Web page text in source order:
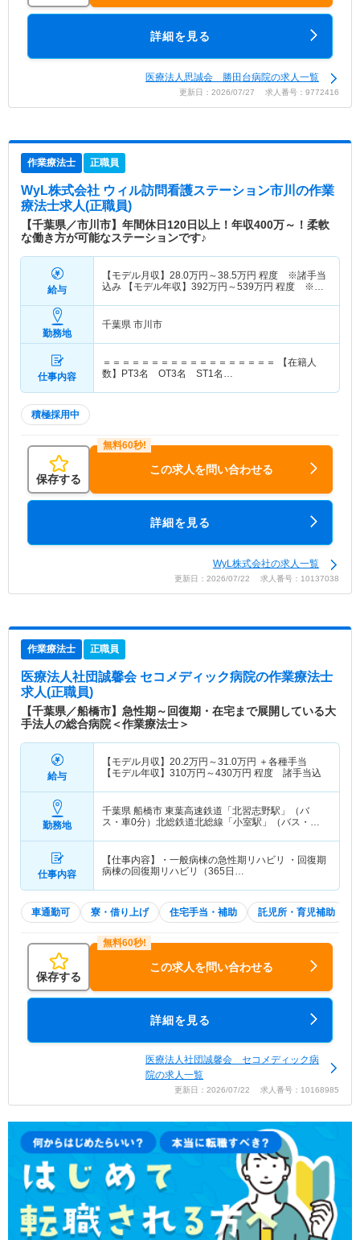
詳細を見る
医療法人思誠会 勝田台病院の求人一覧
更新日：2026/07/27 求人番号：9772416
作業療法士 正職員
WyL株式会社 ウィル訪問看護ステーション市川 の作業
療法士求人(正職員)
【千葉県／市川市】年間休日120日以上！年収400万～！柔軟
な働き方が可能なステーションです♪
給与
【モデル月収】 28.0万円～38.5万円 程度 ※諸手当
込み 【モデル年収】 392万円～539万円 程度 ※諸
勤務地
千葉県 市川市
仕事内容
＝＝＝＝＝＝＝＝＝＝＝＝＝＝＝＝＝＝ 【在籍人
数】PT3名 OT3名 ST1名…
積極採用中
保存する
この求人を問い合わせる
詳細を見る
WyL株式会社の求人一覧
更新日：2026/07/22 求人番号：10137038
作業療法士 正職員
医療法人社団誠馨会 セコメディック病院の作業療法士
求人(正職員)
【千葉県／船橋市】急性期～回復期・在宅まで展開している大
手法人の総合病院＜作業療法士＞
給与
【モデル月収】 20.2万円～31.0万円 ＋各種手当
【モデル年収】 310万円～430万円 程度 諸手当込
勤務地
千葉県 船橋市 東葉高速鉄道「北習志野駅」（バ
ス・車0分）北総鉄道北総線「小室駅」（バス・車
仕事内容
【仕事内容】・一般病棟の急性期リハビリ ・回復期
病棟の回復期リハビリ（365日…
車通勤可 寮・借り上げ 住宅手当・補助 託児所・育児補助
保存する
この求人を問い合わせる
詳細を見る
医療法人社団誠馨会 セコメディック病
院の求人一覧
更新日：2026/07/22 求人番号：10168985